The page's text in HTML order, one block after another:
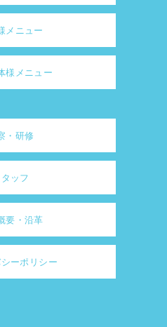
メニュー
様メニュー
・研修
タッフ
要・沿革
ーポリシー